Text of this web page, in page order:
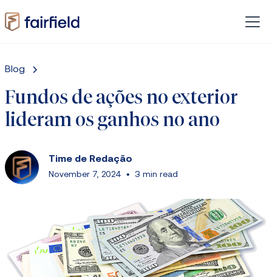
Blog
Fundos de ações no exterior
lideram os ganhos no ano
Time de Redação
November 7, 2024 • 3 min read